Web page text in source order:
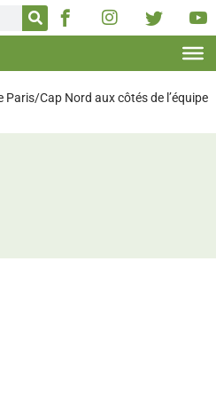
Cap Nord aux côtés de l’équipe